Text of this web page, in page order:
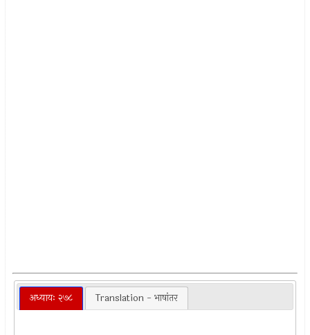
अध्यायः २७८ Translation - भाषांतर